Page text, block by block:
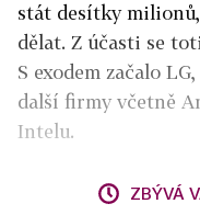
stát desítky
dělat. Z účasti se
S exodem začalo
další firmy včetně
Intelu.
ZBÝVÁ